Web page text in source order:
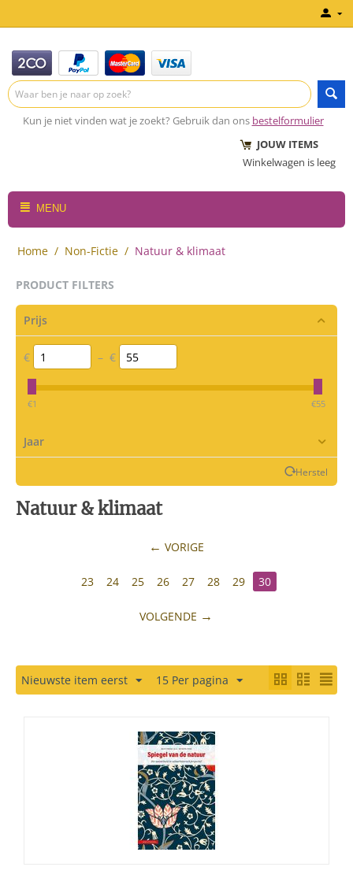
Kun je niet vinden wat je zoekt? Gebruik dan ons bestelformulier
JOUW ITEMS
Winkelwagen is leeg
MENU
Home / Non-Fictie / Natuur & klimaat
PRODUCT FILTERS
Prijs
€ – €
‎€1 ‎€55
Jaar
Herstel
Natuur & klimaat
VORIGE
23 24 25 26 27 28 29 30
VOLGENDE
Nieuwste item eerst 15 Per pagina